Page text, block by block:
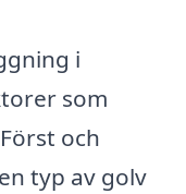
i
som
och
typ av golv